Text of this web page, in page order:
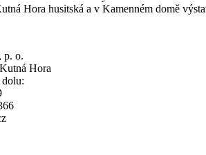
Hora husitská a v Kamenném domě
p. o.
Hora